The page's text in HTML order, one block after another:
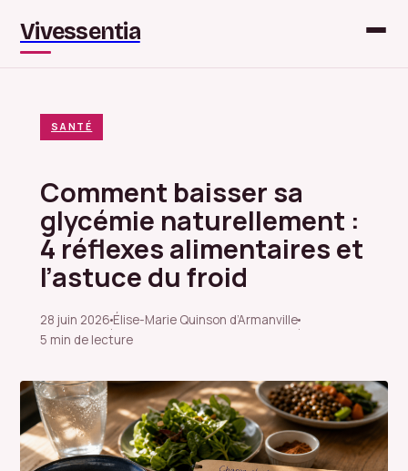
Vivessentia
SANTÉ
Comment baisser sa
glycémie naturellement :
4 réflexes alimentaires et
l’astuce du froid
28 juin 2026
·
Élise-Marie Quinson d’Armanville
·
5 min de lecture